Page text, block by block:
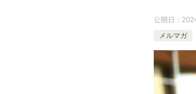
公開日：
メルマガ